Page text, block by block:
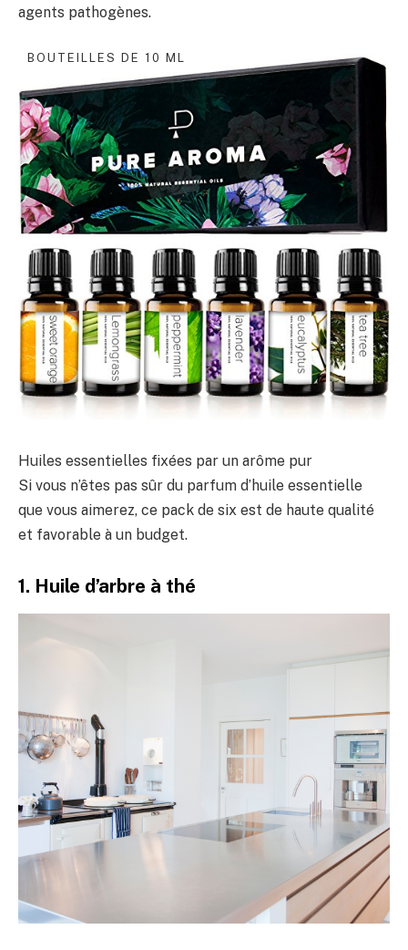
agents pathogènes.
BOUTEILLES DE 10 ML
Huiles essentielles fixées par un arôme pur
Si vous n’êtes pas sûr du parfum d’huile essentielle
que vous aimerez, ce pack de six est de haute qualité
et favorable à un budget.
1. Huile d’arbre à thé